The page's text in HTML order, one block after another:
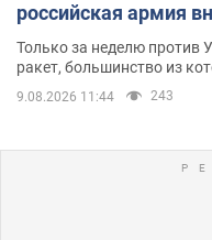
российская армия
Одессе
Только за неделю против
ракет, большинство из
9.08.2026 11:44 243